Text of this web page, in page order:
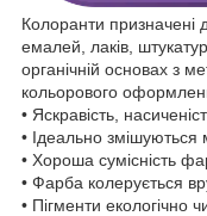
Колоранти призначені
емалей, лаків,
органічній основах з
кольорового
• Яскравість,
• Ідеально змішуються
• Хороша сумісність
• Фарба колерується
• Пігменти екологічно